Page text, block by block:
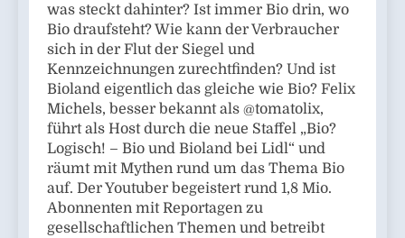
was steckt dahinter? Ist immer Bio drin, wo
Bio draufsteht? Wie kann der Verbraucher
sich in der Flut der Siegel und
Kennzeichnungen zurechtfinden? Und ist
Bioland eigentlich das gleiche wie Bio? Felix
Michels, besser bekannt als @tomatolix,
führt als Host durch die neue Staffel „Bio?
Logisch! – Bio und Bioland bei Lidl“ und
räumt mit Mythen rund um das Thema Bio
auf. Der Youtuber begeistert rund 1,8 Mio.
Abonnenten mit Reportagen zu
gesellschaftlichen Themen und betreibt